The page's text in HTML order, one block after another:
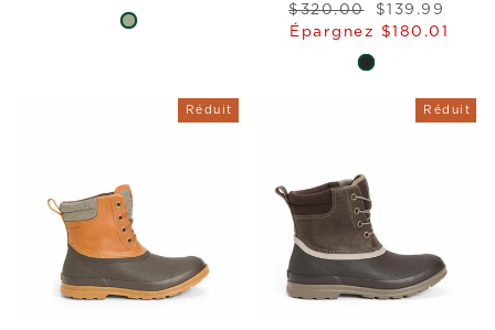
Prix
régulier
$320.00
Prix
réduit
$139.99
Épargnez $180.01
Réduit Réduit